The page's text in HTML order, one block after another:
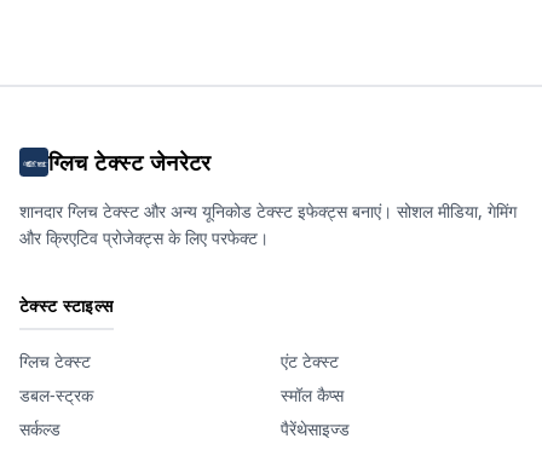
ग्लिच टेक्स्ट जेनरेटर
शानदार ग्लिच टेक्स्ट और अन्य यूनिकोड टेक्स्ट इफेक्ट्स बनाएं। सोशल मीडिया, गेमिंग
और क्रिएटिव प्रोजेक्ट्स के लिए परफेक्ट।
टेक्स्ट स्टाइल्स
ग्लिच टेक्स्ट
एंट टेक्स्ट
डबल-स्ट्रक
स्मॉल कैप्स
सर्कल्ड
पैरेंथेसाइज्ड